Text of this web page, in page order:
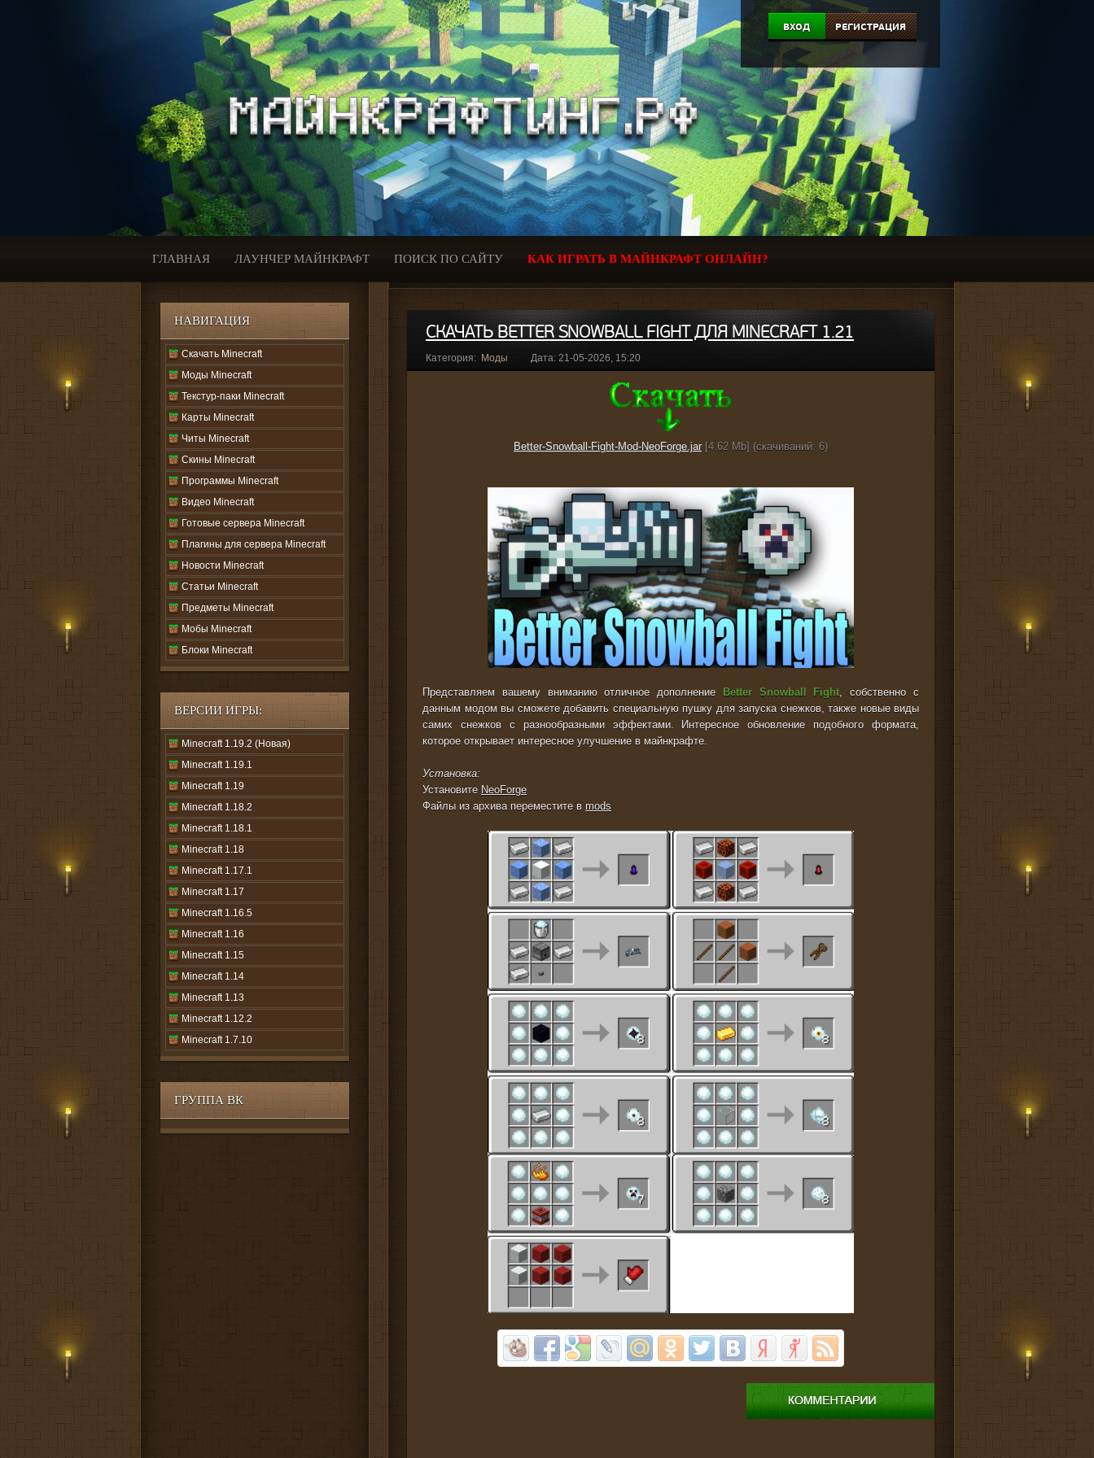
ВХОД РЕГИСТРАЦИЯ
ГЛАВНАЯ ЛАУНЧЕР МАЙНКРАФТ ПОИСК ПО САЙТУ КАК ИГРАТЬ В МАЙНКРАФТ ОНЛАЙН?
НАВИГАЦИЯ
Скачать Minecraft
Моды Minecraft
Текстур-паки Minecraft
Карты Minecraft
Читы Minecraft
Скины Minecraft
Программы Minecraft
Видео Minecraft
Готовые сервера Minecraft
Плагины для сервера Minecraft
Новости Minecraft
Статьи Minecraft
Предметы Minecraft
Мобы Minecraft
Блоки Minecraft
ВЕРСИИ ИГРЫ:
Minecraft 1.19.2 (Новая)
Minecraft 1.19.1
Minecraft 1.19
Minecraft 1.18.2
Minecraft 1.18.1
Minecraft 1.18
Minecraft 1.17.1
Minecraft 1.17
Minecraft 1.16.5
Minecraft 1.16
Minecraft 1.15
Minecraft 1.14
Minecraft 1.13
Minecraft 1.12.2
Minecraft 1.7.10
ГРУППА ВК
СКАЧАТЬ BETTER SNOWBALL FIGHT ДЛЯ MINECRAFT 1.21
Категория: Моды Дата: 21-05-2026, 15:20
Better-Snowball-Fight-Mod-NeoForge.jar [4.62 Mb] (cкачиваний: 6)
Представляем вашему вниманию отличное дополнение Better Snowball Fight, собственно с
данным модом вы сможете добавить специальную пушку для запуска снежков, также новые виды
самих снежков с разнообразными эффектами. Интересное обновление подобного формата,
которое открывает интересное улучшение в майнкрафте.
Установка:
Установите NeoForge
Файлы из архива переместите в mods